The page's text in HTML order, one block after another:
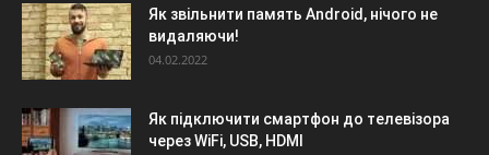
Як звільнити память Android, нічого не
видаляючи!
04.02.2022
Як підключити смартфон до телевізора
через WiFi, USB, HDMI